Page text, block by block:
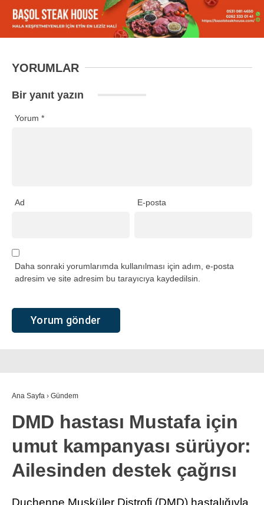
YORUMLAR
Bir yanıt yazın
Yorum *
Ad E-posta
Daha sonraki yorumlarımda kullanılması için adım, e-posta
adresim ve site adresim bu tarayıcıya kaydedilsin.
Ana Sayfa › Gündem
DMD hastası Mustafa için
umut kampanyası sürüyor:
Ailesinden destek çağrısı
Duchenne Musküler Distrofi (DMD) hastalığıyla